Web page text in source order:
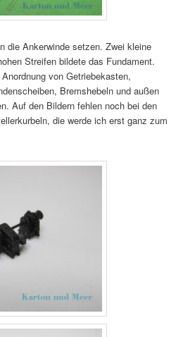
die Ankerwinde setzen. Zwei kleine
Streifen bildete das Fundament.
von Getriebekasten,
Bremshebeln und außen
Auf den Bildern fehlen noch bei den
die werde ich erst ganz zum